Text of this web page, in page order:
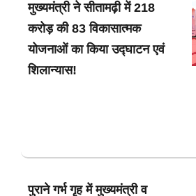
मुख्यमंत्री ने सीतामढ़ी में 218
करोड़ की 83 विकासात्मक
योजनाओं का किया उद्घाटन एवं
शिलान्यास!
पुराने गर्भ गृह में मुख्यमंत्री व